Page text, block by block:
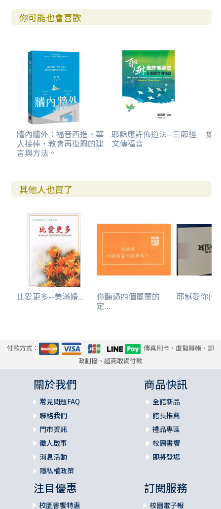
你可能也會喜歡
牆內牆外：福音西進、華
人接棒，教會再復興的建
言與方法。
耶穌應許佈道法--三節經
文傳福音
如
其他人也買了
比愛更多--美滿婚... 你聽過四個屬靈的
定...
耶穌愛你(
付款方式：
傳真刷卡、虛擬轉帳、郵
政劃撥、超商取貨付款
關於我們
常見問題FAQ
聯絡我們
門市資訊
徵人啟事
消息活動
隱私權政策
商品快訊
全館新品
館長推薦
禮品專區
校園書饗
即將登場
注目優惠
校園書饗特惠
訂閱服務
校園電子報